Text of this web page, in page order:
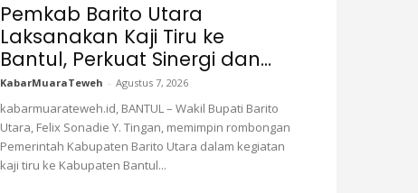
Pemkab Barito Utara
Laksanakan Kaji Tiru ke
Bantul, Perkuat Sinergi dan...
KabarMuaraTeweh - Agustus 7, 2026
kabarmuarateweh.id, BANTUL – Wakil Bupati Barito
Utara, Felix Sonadie Y. Tingan, memimpin rombongan
Pemerintah Kabupaten Barito Utara dalam kegiatan
kaji tiru ke Kabupaten Bantul...